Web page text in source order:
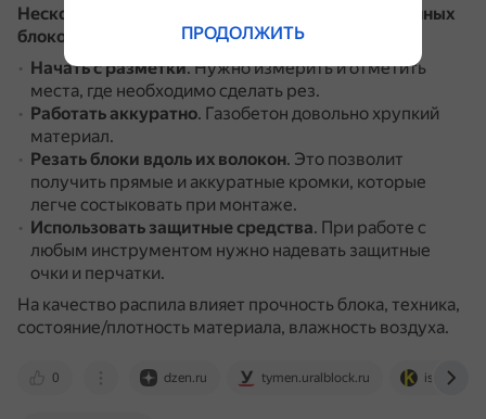
Несколько рекомендаций по пилению газобетонных
блоков:
Начать с разметки.Нужно измерить и отметить
места, где необходимо сделать рез.
Работать аккуратно. Газобетон довольно хрупкий
материал.
Резать блоки вдоль их волокон. Это позволит
получить прямые и аккуратные кромки, которые
легче состыковать при монтаже.
Использовать защитные средства. При работе с
любым инструментом нужно надевать защитные
очки и перчатки.
На качество распила влияет прочность блока, техника,
состояние/плотность материала, влажность воздуха.
0 dzen.ru tymen.uralblock.ru istkult.ru
ПРОДОЛЖИТЬ